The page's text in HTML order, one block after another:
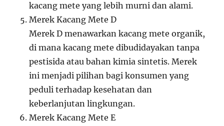
kacang mete yang lebih murni dan alami.
Merek Kacang Mete D
Merek D menawarkan kacang mete organik,
di mana kacang mete dibudidayakan tanpa
pestisida atau bahan kimia sintetis. Merek
ini menjadi pilihan bagi konsumen yang
peduli terhadap kesehatan dan
keberlanjutan lingkungan.
Merek Kacang Mete E